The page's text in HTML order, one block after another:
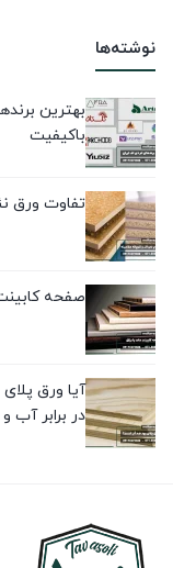
نوشته‌ها
باکیفیت
تفاوت ورق
صفحه
آیا ورق
در برابر آب